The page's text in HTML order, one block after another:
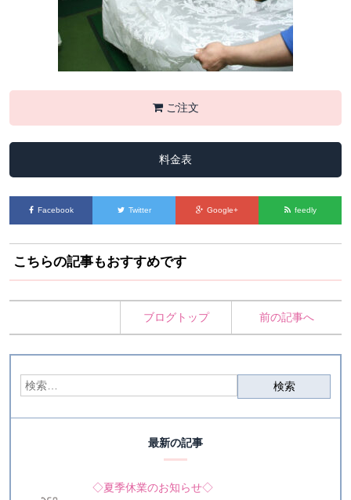
ご注文
料金表
Facebook Twitter Google+ feedly
こちらの記事もおすすめです
ブログトップ 前の記事へ
最新の記事
◇夏季休業のお知らせ◇